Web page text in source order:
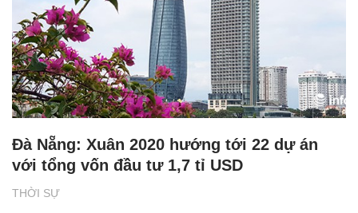
THỜI SỰ
Đà Nẵng: Xuân 2020 hướng tới 22 dự án
với tổng vốn đầu tư 1,7 tỉ USD